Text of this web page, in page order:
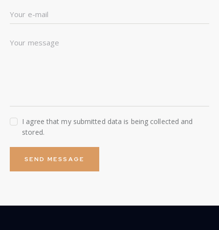
I agree that my submitted data is being collected and
stored.
SEND MESSAGE